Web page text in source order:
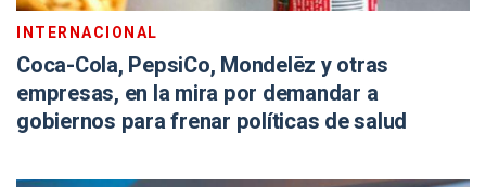
INTERNACIONAL
Coca-Cola, PepsiCo, Mondelēz y otras
empresas, en la mira por demandar a
gobiernos para frenar políticas de salud